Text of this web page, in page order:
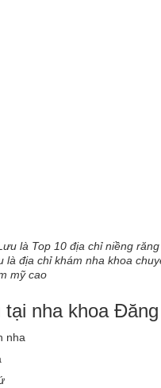
là địa chỉ khám nha khoa
mỹ cao
tại nha khoa
nha